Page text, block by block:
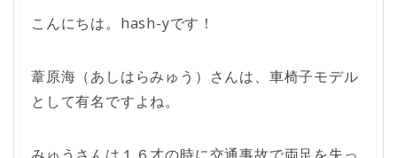
こんにちは。hash-yです！
葦原海（あしはらみゅう）さんは、車椅子モデル
として有名ですよね。